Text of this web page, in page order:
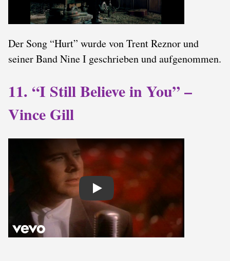
Der Song “Hurt” wurde von Trent Reznor und
seiner Band Nine I geschrieben und aufgenommen.
11. “I Still Believe in You” –
Vince Gill
Play